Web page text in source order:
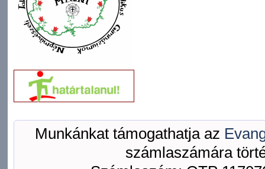
Munkánkat támogathatja az
számlaszámára